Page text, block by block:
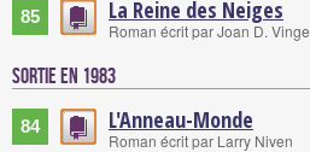
85 La Reine des Neiges
Roman écrit par Joan D. Vinge
Sortie en 1983
84 L'Anneau-Monde
Roman écrit par Larry Niven